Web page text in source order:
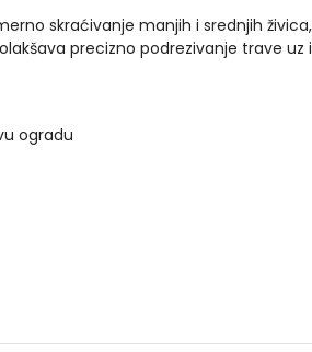
skraćivanje manjih i srednjih
precizno podrezivanje trave uz
ogradu